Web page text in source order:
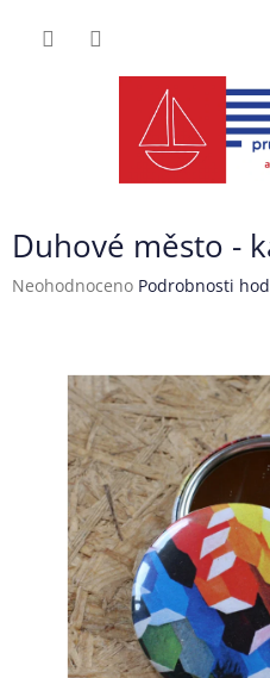
Duhové město -
Průměrné
hvězdiček.
Neohodnoceno Podrobnosti